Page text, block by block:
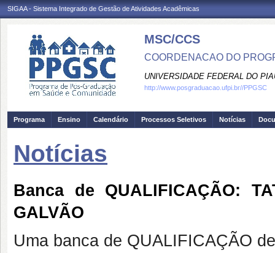
SIGAA - Sistema Integrado de Gestão de Atividades Acadêmicas
MSC/CCS
COORDENACAO DO
UNIVERSIDADE FEDERAL DO
http://www.posgraduacao.ufpi.br//PPGSC
Programa Ensino Calendário Processos Seletivos Notícias
Notícias
Banca de QUALIFICAÇÃO:
GALVÃO
Uma banca de QUALIFICAÇÃO